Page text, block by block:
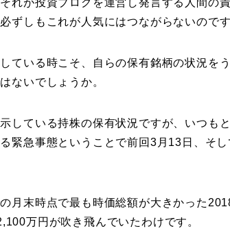
れが投資ブログを運営し発言する人間の
ずしもこれが人気にはつながらないのです
ている時こそ、
自らの保有銘柄の状況を
ないでしょうか。
している持株の保有状況ですが、いつも
緊急事態ということで前回3月13日、そ
月末時点で最も時価総額が大きかった
万円が吹き飛んでいたわけです。